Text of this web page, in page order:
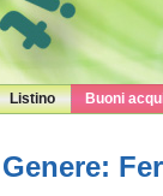
Listino Buoni
Genere: